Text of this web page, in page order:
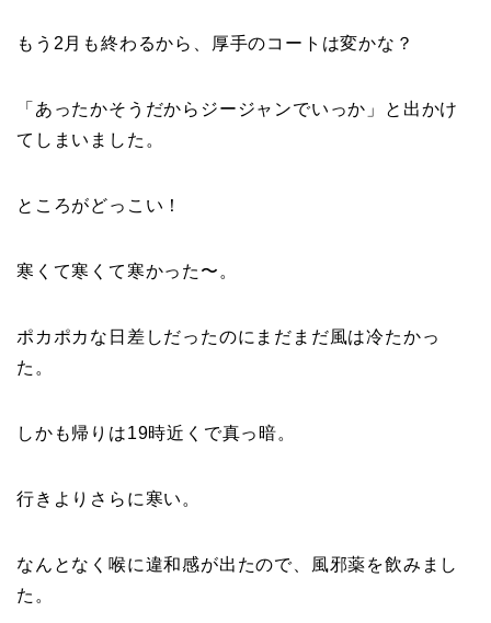
もう2月も終わるから、厚手のコートは変かな？
「あったかそうだからジージャンでいっか」と出かけ
てしまいました。
ところがどっこい！
寒くて寒くて寒かった〜。
ポカポカな日差しだったのにまだまだ風は冷たかっ
た。
しかも帰りは19時近くで真っ暗。
行きよりさらに寒い。
なんとなく喉に違和感が出たので、風邪薬を飲みまし
た。